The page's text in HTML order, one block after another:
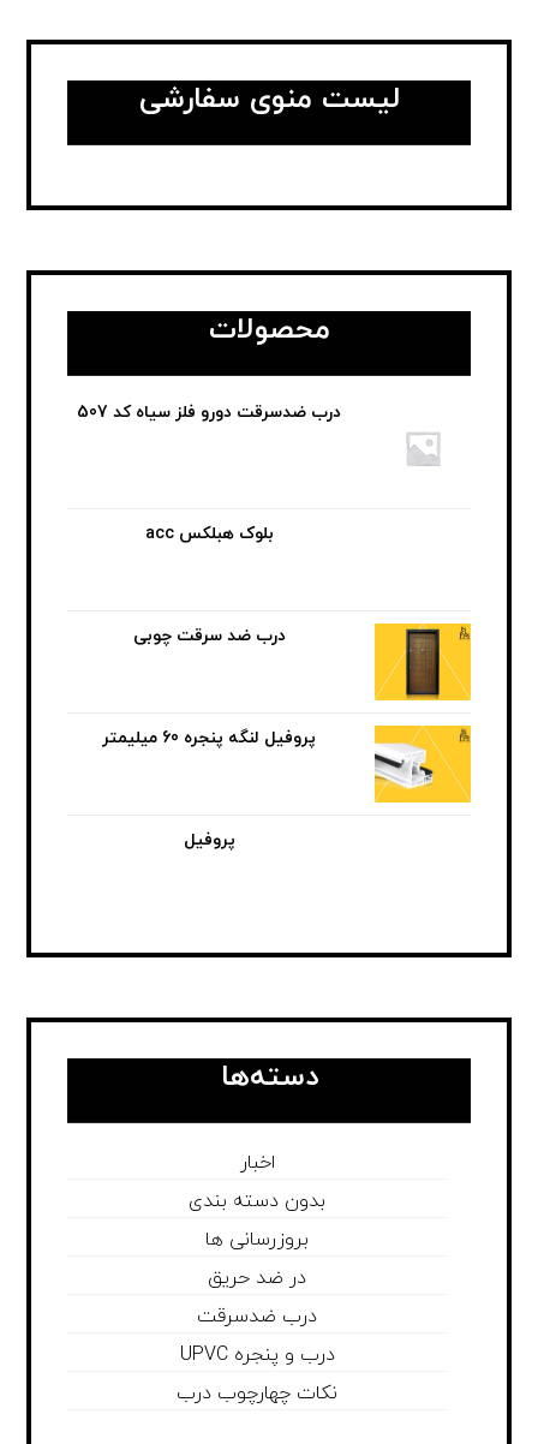
لیست منوی سفارشی
محصولات
درب ضدسرقت دورو فلز سیاه کد 507
بلوک هبلکس acc
درب ضد سرقت چوبی
پروفیل لنگه پنجره 60 میلیمتر
پروفیل
دسته‌ها
اخبار
بدون دسته بندی
بروزرسانی ها
در ضد حریق
درب ضدسرقت
درب و پنجره UPVC
نکات چهارچوب درب